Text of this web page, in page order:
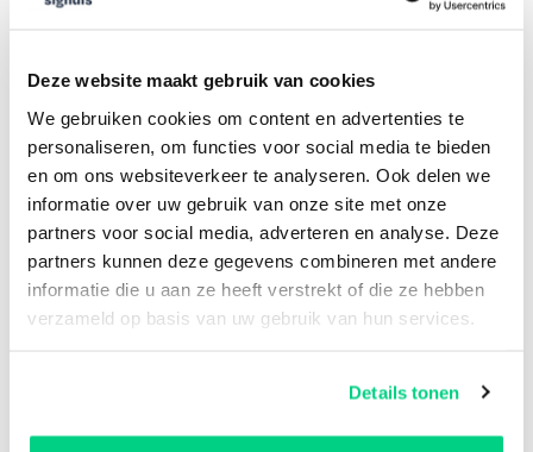
Deze website maakt gebruik van cookies
We gebruiken cookies om content en advertenties te
personaliseren, om functies voor social media te bieden
en om ons websiteverkeer te analyseren. Ook delen we
informatie over uw gebruik van onze site met onze
partners voor social media, adverteren en analyse. Deze
partners kunnen deze gegevens combineren met andere
informatie die u aan ze heeft verstrekt of die ze hebben
verzameld op basis van uw gebruik van hun services.
Details tonen
De gereedschappen waar ik dol op ben:
Content strategy
Claude Code
Google Tag Manager/GA4/GSC/Google Ads
LinkedIn
strategy, AI in marketing, Online visibility